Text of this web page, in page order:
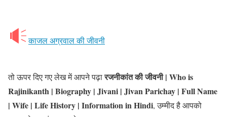
काजल अग्रवाल की जीवनी
तो ऊपर दिए गए लेख में आपने पढ़ारजनीकांत की जीवनी | Who is
Rajinikanth | Biography | Jivani | Jivan Parichay | Full Name
| Wife | Life History | Information in Hindi, उम्मीद है आपको